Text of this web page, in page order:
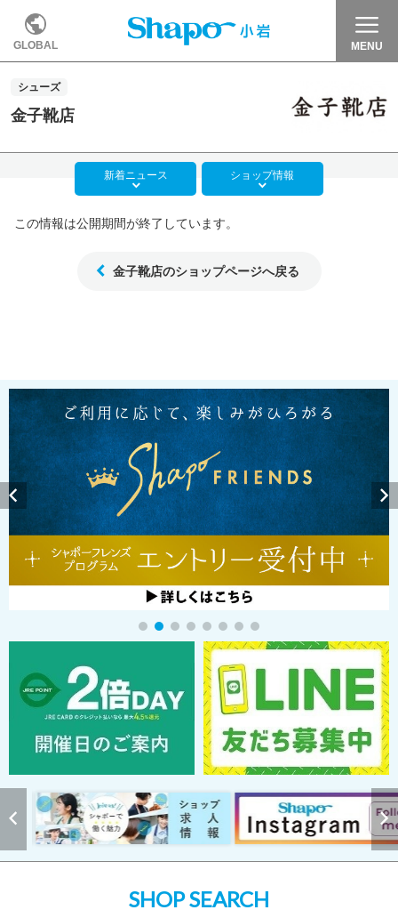
GLOBAL MENU
シューズ
金子靴店
新着ニュース ショップ情報
この情報は公開期間が終了しています。
金子靴店のショップページへ戻る
SHOP SEARCH